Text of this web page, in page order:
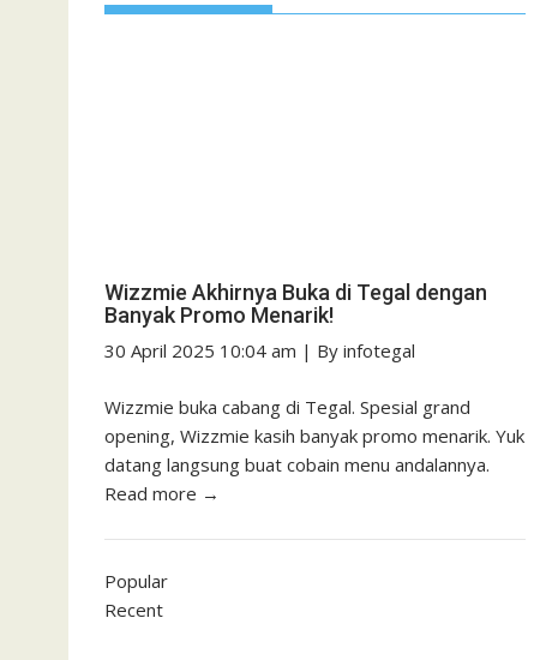
Wizzmie Akhirnya Buka di Tegal dengan
Banyak Promo Menarik!
30 April 2025 10:04 am | By infotegal
Wizzmie buka cabang di Tegal. Spesial grand
opening, Wizzmie kasih banyak promo menarik. Yuk
datang langsung buat cobain menu andalannya.
Read more →
Popular
Recent